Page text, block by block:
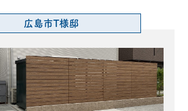
広島市T様邸